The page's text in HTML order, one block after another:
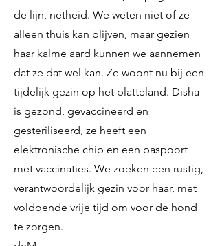
de lijn, netheid. We weten niet of ze
alleen thuis kan blijven, maar gezien
haar kalme aard kunnen we aannemen
dat ze dat wel kan. Ze woont nu bij een
tijdelijk gezin op het platteland. Disha
is gezond, gevaccineerd en
gesteriliseerd, ze heeft een
elektronische chip en een paspoort
met vaccinaties. We zoeken een rustig,
verantwoordelijk gezin voor haar, met
voldoende vrije tijd om voor de hond
te zorgen.